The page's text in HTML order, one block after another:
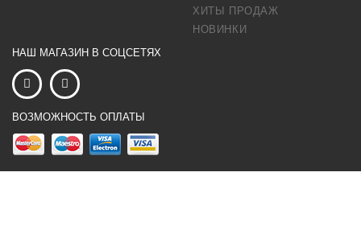
ХИТЫ ПРОДАЖ
НОВИНКИ
НАШ МАГАЗИН В СОЦСЕТЯХ
ВОЗМОЖНОСТЬ ОПЛАТЫ